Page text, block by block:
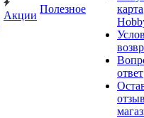
Акции
Полезное
карта
ответ